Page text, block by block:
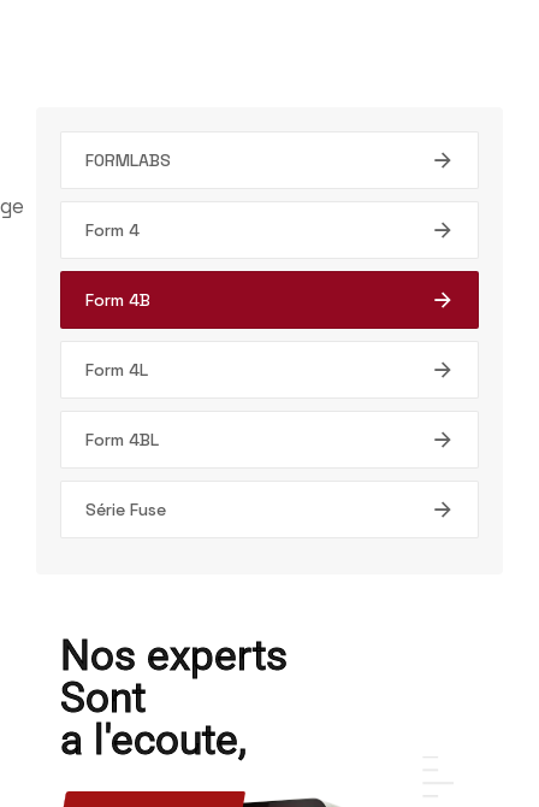
FORMLABS
Form 4
Form 4B
Form 4L
Form 4BL
Série Fuse
Nos experts
Sont
a l'ecoute,